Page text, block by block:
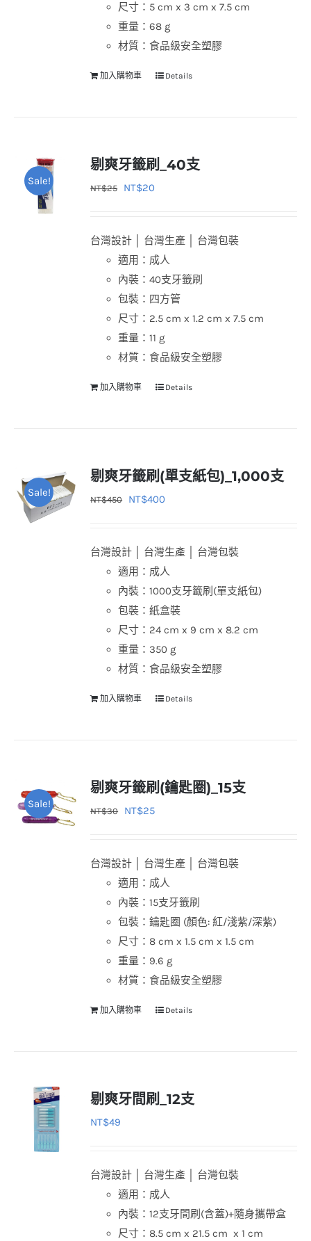
尺寸：5 cm x 3 cm x 7.5 cm
重量：68 g
材質：食品級安全塑膠
加入購物車 Details
Sale!
剔爽牙籤刷_40支
NT$25
原
格：
NT$25。
NT$20
格：
NT$20。
台灣設計 │ 台灣生產 │ 台灣包裝
適用：成人
內裝：40支牙籤刷
包裝：四方管
尺寸：2.5 cm x 1.2 cm x 7.5 cm
重量：11 g
材質：食品級安全塑膠
加入購物車 Details
Sale!
剔爽牙籤刷(單支紙包)_1,000支
NT$450
原
格：
NT$450。
NT$400
格：
NT$400。
台灣設計 │ 台灣生產 │ 台灣包裝
適用：成人
內裝：1000支牙籤刷(單支紙包)
包裝：紙盒裝
尺寸：24 cm x 9 cm x 8.2 cm
重量：350 g
材質：食品級安全塑膠
加入購物車 Details
Sale!
剔爽牙籤刷(鑰匙圈)_15支
NT$30
原
格：
NT$30。
NT$25目
格：
NT$25。
台灣設計 │ 台灣生產 │ 台灣包裝
適用：成人
內裝：15支牙籤刷
包裝：鑰匙圈 (顏色: 紅/淺紫/深紫)
尺寸：8 cm x 1.5 cm x 1.5 cm
重量：9.6 g
材質：食品級安全塑膠
加入購物車 Details
剔爽牙間刷_12支
NT$49
台灣設計 │ 台灣生產 │ 台灣包裝
適用：成人
內裝：12支牙間刷(含蓋)+隨身攜帶盒
尺寸：8.5 cm x 21.5 cm x 1 cm